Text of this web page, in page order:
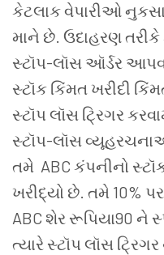
કેટલાકવેપારીઓ
માને છે. ઉદાહરણતરીકે
સ્ટૉપ-લૉસ ઑર્ડર
સ્ટૉક કિંમતખરીદી
સ્ટૉપ લૉસ ટ્રિગર
સ્ટૉપ-લૉસ
તમે ABC કંપનીનો
ખરીદ્યો છે. તમે 10% પર
ABC શેર રૂપિયા90 ને
ત્યારે સ્ટૉપ લૉસ ટ્રિગર